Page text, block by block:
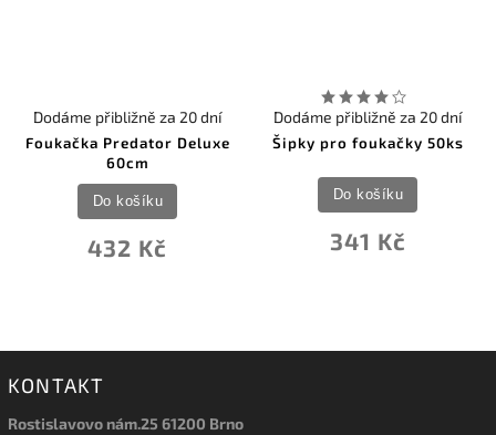
Foukačka Predator Deluxe
60cm
Dodáme přibližně za 20 dní
432 Kč
Do košíku
Šipky pro foukačky 50ks
Dodáme přibližně za 20 dní
341 Kč
Do košíku
KONTAKT
Rostislavovo nám.25 61200 Brno